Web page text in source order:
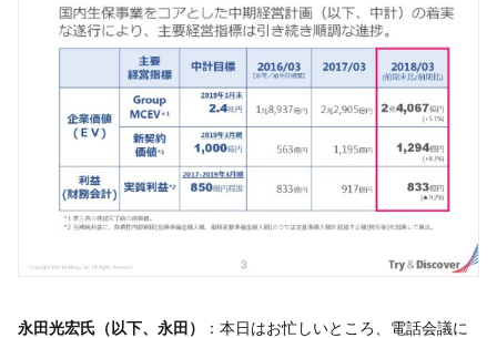
永田光宏氏（以下、永田）
：本日はお忙しいところ、電話会議に